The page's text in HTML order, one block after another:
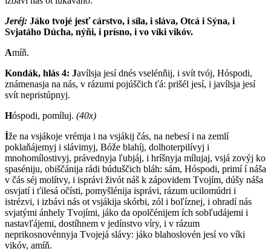
Jeréj: Jáko tvojé jesť cárstvo, i síla, i sláva, Otcá i Sýna, i
Svjatáho Dúcha, nýňi, i prísno, i vo víki vikóv.
Amíň.
Kondák, hlás 4: Javílsja jesí dnés vselénňij, i svít tvój, Hóspodi,
známenasja na nás, v rázumi pojúščich ťá: prišél jesí, i javílsja jesí
svít nepristúpnyj.
Hóspodi, pomíluj. (40x)
Íže na vsjákoje vrémja i na vsjákij čás, na nebesí i na zemlí
poklaňájemyj i slávimyj, Bóže blahíj, dolhoterpilívyj i
mnohomílostivyj, právednyja ľubjáj, i hríšnyja mílujaj, vsjá zovýj ko
spaséniju, obiščánija rádi búduščich bláh: sám, Hóspodi, primí í náša
v čás séj molítvy, i isprávi živót náš k zápovidem Tvojím, dúšy náša
osvjatí i ťilesá očísti, pomyšlénija isprávi, rázum ucilomúdri i
istrézvi, i izbávi nás ot vsjákija skórbi, zól i boľíznej, i ohradí nás
svjatými ánhely Tvojími, jáko da opolčénijem ích sobľudájemi i
nastavľájemi, dostíhnem v jedínstvo víry, i v rázum
neprikosnovénnyja Tvojejá slávy: jáko blahoslovén jesí vo víki
vikóv, amíň.